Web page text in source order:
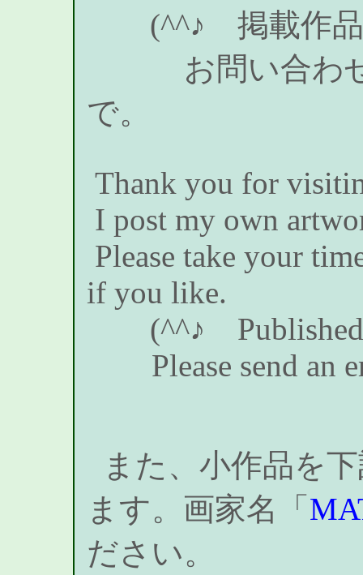
(^^♪ 掲載作品
お問い合わせ
で。
Thank you for
I post my own
Please take your
if you like.
(^^♪
Please send an
また、小作品を
ます。画家名「
ださい。